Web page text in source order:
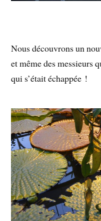
Nous découvrons un
et même des messieurs
qui s’était échappée !